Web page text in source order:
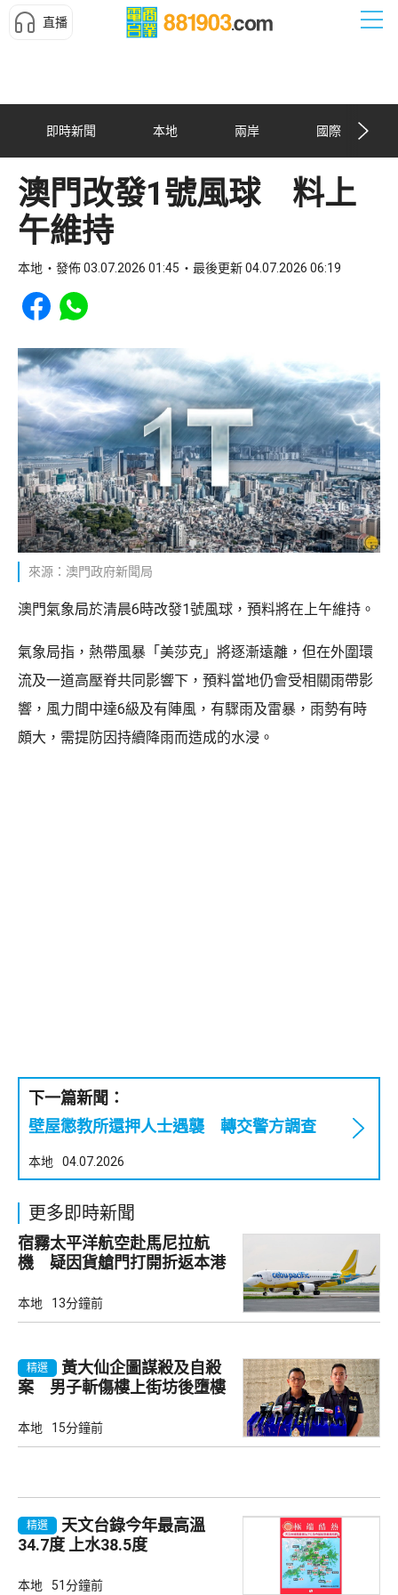
直播
即時新聞 本地 兩岸 國際
澳門改發1號風球 料上
午維持
本地 發佈 03.07.2026 01:45 最後更新 04.07.2026 06:19
Share to Facebook
Share to WhatsApp
來源：澳門政府新聞局
澳門氣象局於清晨6時改發1號風球，預料將在上午維持。
氣象局指，熱帶風暴「美莎克」將逐漸遠離，但在外圍環
流及一道高壓脊共同影響下，預料當地仍會受相關雨帶影
響，風力間中達6級及有陣風，有驟雨及雷暴，雨勢有時
頗大，需提防因持續降雨而造成的水浸。
下一篇新聞：
壁屋懲教所還押人士遇襲 轉交警方調查
本地 04.07.2026
更多即時新聞
宿霧太平洋航空赴馬尼拉航
機 疑因貨艙門打開折返本港
本地 13分鐘前
精選
黃大仙企圖謀殺及自殺
案 男子斬傷樓上街坊後墮樓
本地 15分鐘前
精選
天文台錄今年最高溫
34.7度 上水38.5度
本地 51分鐘前